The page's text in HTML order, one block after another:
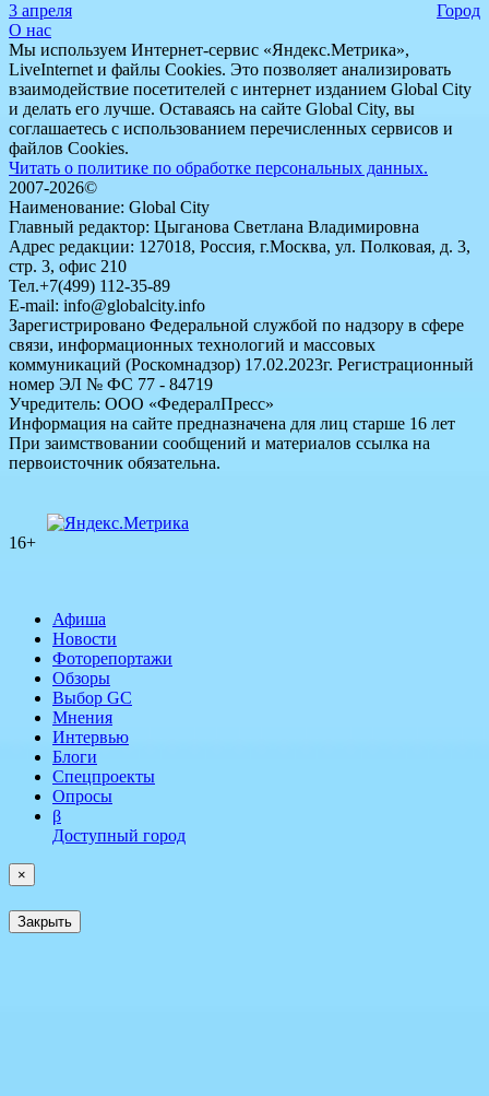
3 апреля
Город
О нас
Мы используем Интернет-сервис «Яндекс.Метрика»,
LiveInternet и файлы Cookies. Это позволяет анализировать
взаимодействие посетителей с интернет изданием Global City
и делать его лучше. Оставаясь на сайте Global City, вы
соглашаетесь с использованием перечисленных сервисов и
файлов Cookies.
Читать о политике по обработке персональных данных.
2007-2026©
Наименование: Global City
Главный редактор: Цыганова Светлана Владимировна
Адрес редакции: 127018, Россия, г.Москва, ул. Полковая, д. 3,
стр. 3, офис 210
Тел.+7(499) 112-35-89
E-mail: info@globalcity.info
Зарегистрировано Федеральной службой по надзору в сфере
связи, информационных технологий и массовых
коммуникаций (Роскомнадзор) 17.02.2023г. Регистрационный
номер ЭЛ № ФС 77 - 84719
Учредитель: ООО «ФедералПресс»
Информация на сайте предназначена для лиц старше 16 лет
При заимствовании сообщений и материалов ссылка на
первоисточник обязательна.
16+
Афиша
Новости
Фоторепортажи
Обзоры
Выбор GC
Мнения
Интервью
Блоги
Спецпроекты
Опросы
β
Доступный город
×
Закрыть